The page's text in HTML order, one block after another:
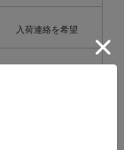
入荷連絡を希望